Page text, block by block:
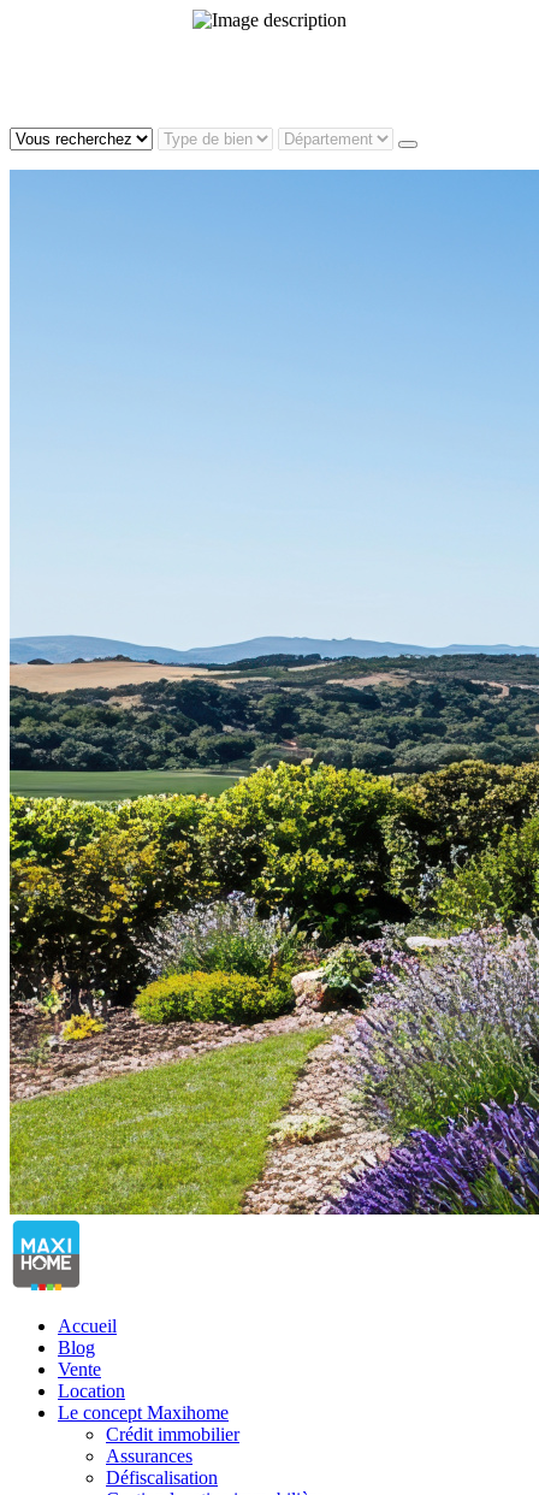
Accueil
Blog
Vente
Location
Le concept Maxihome
Crédit immobilier
Assurances
Défiscalisation